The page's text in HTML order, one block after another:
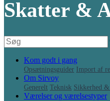
Skatter &
Kom godt i gang
Opsætningsguider Import af
Om Sirvoy
Generelt Teknisk Sikkerhed
Værelser og værelsestyper